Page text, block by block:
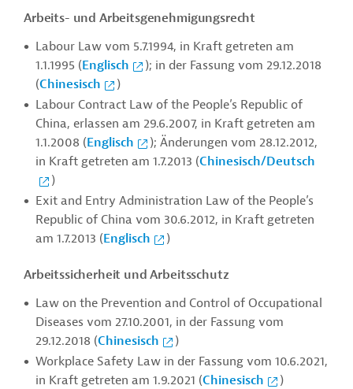
Arbeits- und Arbeitsgenehmigungsrecht
Labour Law vom 5.7.1994, in Kraft getreten am
1.1.1995 (Englisch
); in der Fassung vom 29.12.2018
(Chinesisch
)
Labour Contract Law of the People’s Republic of
China, erlassen am 29.6.2007, in Kraft getreten am
1.1.2008 (Englisch
); Änderungen vom 28.12.2012,
in Kraft getreten am 1.7.2013 (Chinesisch/Deutsch
)
Exit and Entry Administration Law of the People’s
Republic of China vom 30.6.2012, in Kraft getreten
am 1.7.2013 (Englisch )
Arbeitssicherheit und Arbeitsschutz
Law on the Prevention and Control of Occupational
Diseases vom 27.10.2001, in der Fassung vom
29.12.2018 (Chinesisch
)
Workplace Safety Law in der Fassung vom 10.6.2021,
in Kraft getreten am 1.9.2021 (Chinesisch )